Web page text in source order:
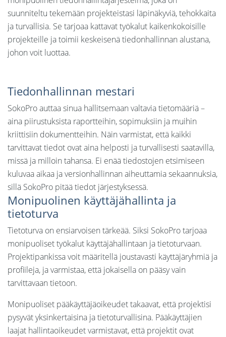
suunniteltu tekemään projekteistasi läpinäkyviä, tehokkaita
ja turvallisia. Se tarjoaa kattavat työkalut kaikenkokoisille
projekteille ja toimii keskeisenä tiedonhallinnan alustana,
johon voit luottaa.
Tiedonhallinnan mestari
SokoPro auttaa sinua hallitsemaan valtavia tietomääriä –
aina piirustuksista raportteihin, sopimuksiin ja muihin
kriittisiin dokumentteihin. Näin varmistat, että kaikki
tarvittavat tiedot ovat aina helposti ja turvallisesti saatavilla,
missä ja milloin tahansa. Ei enää tiedostojen etsimiseen
kuluvaa aikaa ja versionhallinnan aiheuttamia sekaannuksia,
sillä SokoPro pitää tiedot järjestyksessä.
Monipuolinen käyttäjähallinta ja
tietoturva
Tietoturva on ensiarvoisen tärkeää. Siksi SokoPro tarjoaa
monipuoliset työkalut käyttäjähallintaan ja tietoturvaan.
Projektipankissa voit määritellä joustavasti käyttäjäryhmiä ja
profiileja, ja varmistaa, että jokaisella on pääsy vain
tarvittavaan tietoon.
Monipuoliset pääkäyttäjäoikeudet takaavat, että projektisi
pysyvät yksinkertaisina ja tietoturvallisina. Pääkäyttäjien
laajat hallintaoikeudet varmistavat, että projektit ovat